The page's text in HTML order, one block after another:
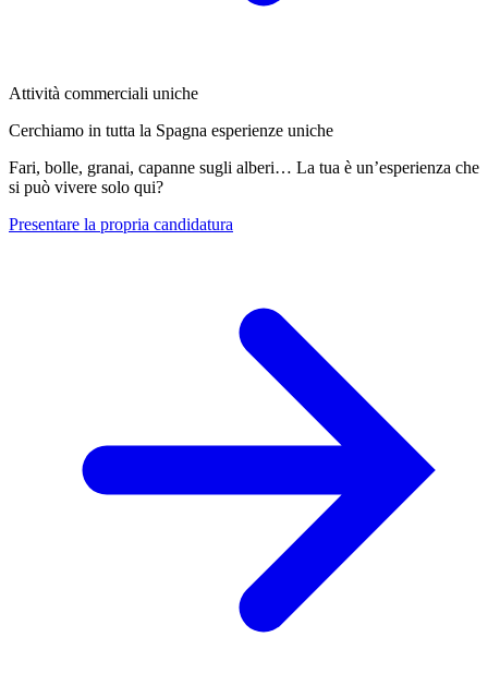
Attività commerciali uniche
Cerchiamo in tutta la Spagna esperienze uniche
Fari, bolle, granai, capanne sugli alberi… La tua è un’esperienza che
si può vivere solo qui?
Presentare la propria candidatura